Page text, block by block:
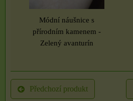
Módní náušnice s
přírodním kamenem -
Zelený avanturín
Předchozí produkt